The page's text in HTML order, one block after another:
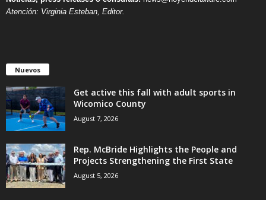
Atención: Virginia Esteban, Editor.
Nuevos
Get active this fall with adult sports in
Wicomico County
August 7, 2026
Rep. McBride Highlights the People and
Projects Strengthening the First State
August 5, 2026